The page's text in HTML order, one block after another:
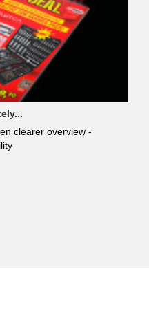
clearer overview -